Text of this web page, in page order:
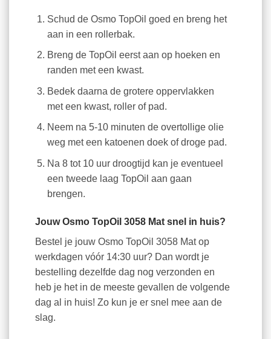
Schud de Osmo TopOil goed en breng het
aan in een rollerbak.
Breng de TopOil eerst aan op hoeken en
randen met een kwast.
Bedek daarna de grotere oppervlakken
met een kwast, roller of pad.
Neem na 5-10 minuten de overtollige olie
weg met een katoenen doek of droge pad.
Na 8 tot 10 uur droogtijd kan je eventueel
een tweede laag TopOil aan gaan
brengen.
Jouw Osmo TopOil 3058 Mat snel in huis?
Bestel je jouw Osmo TopOil 3058 Mat op
werkdagen vóór 14:30 uur? Dan wordt je
bestelling dezelfde dag nog verzonden en
heb je het in de meeste gevallen de volgende
dag al in huis! Zo kun je er snel mee aan de
slag.